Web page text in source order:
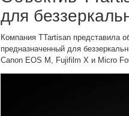
для
Компания TTartisan представила
предназначенный для
Canon EOS M, Fujifilm X и Micro